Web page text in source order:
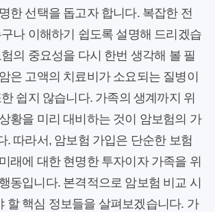
한 선택을 돕고자 합니다. 복잡한 전
나 이해하기 쉽도록 설명해 드리겠습
의 중요성을 다시 한번 생각해 볼 필
은 고액의 치료비가 소요되는 질병이
쉽지 않습니다. 가족의 생계까지 위
황을 미리 대비하는 것이 암보험의 가
. 따라서, 암보험 가입은 단순한 보험
래에 대한 현명한 투자이자 가족을 위
동입니다. 본격적으로 암보험 비교 시
할 핵심 정보들을 살펴보겠습니다. 가